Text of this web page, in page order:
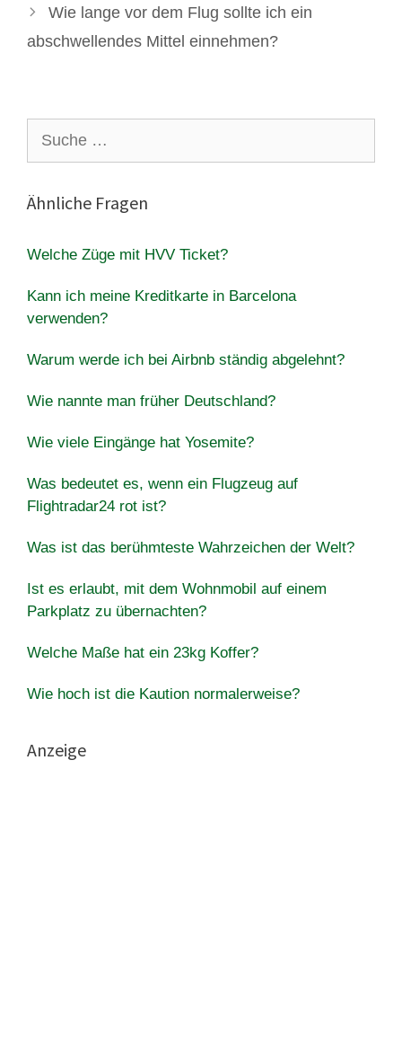
Wie lange vor dem Flug sollte ich ein
abschwellendes Mittel einnehmen?
nach:
Ähnliche Fragen
Welche Züge mit HVV Ticket?
Kann ich meine Kreditkarte in Barcelona
verwenden?
Warum werde ich bei Airbnb ständig abgelehnt?
Wie nannte man früher Deutschland?
Wie viele Eingänge hat Yosemite?
Was bedeutet es, wenn ein Flugzeug auf
Flightradar24 rot ist?
Was ist das berühmteste Wahrzeichen der Welt?
Ist es erlaubt, mit dem Wohnmobil auf einem
Parkplatz zu übernachten?
Welche Maße hat ein 23kg Koffer?
Wie hoch ist die Kaution normalerweise?
Anzeige